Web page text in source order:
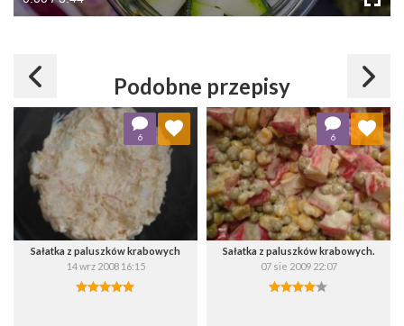
Podobne przepisy
Sałatka z paluszków krabowych
14 wrz 2008 16:15
6
Dodaj do ulubionych
Wybierz listę:
Sałatka z paluszków krabowych.
07 sie 2009 22:07
6
Dodaj do ulubionych
Wybierz listę: